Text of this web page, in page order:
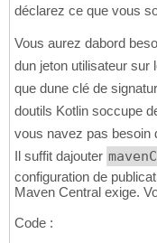
déclarez ce que vous
Vous aurez dabord
dun jeton utilisateur
que dune clé de
doutils Kotlin soccupe
vous navez pas
Il suffit dajouter
configuration de
Maven Central exige.
Code :